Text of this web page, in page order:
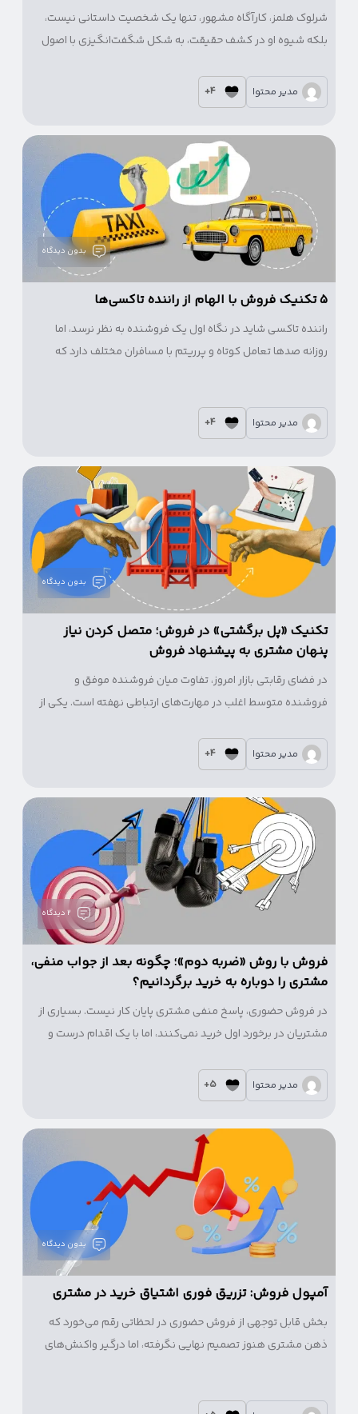
شرلوک هلمز، کارآگاه مشهور، تنها یک شخصیت داستانی نیست،
بلکه شیوه او در کشف حقیقت، به شکل شگفت‌انگیزی با اصول
مدیر محتوا 4+
بدون دیدگاه
۵ تکنیک فروش با الهام از راننده تاکسی‌ها
راننده تاکسی شاید در نگاه اول یک فروشنده به نظر نرسد، اما
روزانه صدها تعامل کوتاه و پرریتم با مسافران مختلف دارد که
مدیر محتوا 4+
بدون دیدگاه
تکنیک «پل برگشتی» در فروش؛ متصل کردن نیاز
پنهان مشتری به پیشنهاد فروش
در فضای رقابتی بازار امروز، تفاوت میان فروشنده موفق و
فروشنده متوسط اغلب در مهارت‌های ارتباطی نهفته است. یکی از
می‌تواند نرخ تبدیل مشتری را در فروشگاه‌های فیزیکی و حتی در
پیج‌های اینستاگرامی چندین برابر کند.
مدیر محتوا 4+
2 دیدگاه
فروش با روش «ضربه دوم»؛ چگونه بعد از جواب منفی،
مشتری را دوباره به خرید برگردانیم؟
در فروش حضوری، پاسخ منفی مشتری پایان کار نیست. بسیاری از
مشتریان در برخورد اول خرید نمی‌کنند، اما با یک اقدام درست و
مدیر محتوا 5+
بدون دیدگاه
آمپول فروش: تزریق فوری اشتیاق خرید در مشتری
بخش قابل توجهی از فروش حضوری در لحظاتی رقم می‌خورد که
ذهن مشتری هنوز تصمیم نهایی نگرفته، اما درگیر واکنش‌های